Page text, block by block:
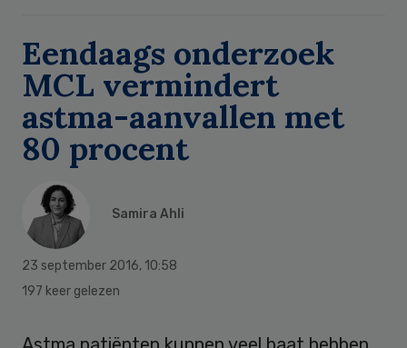
Eendaags onderzoek
MCL vermindert
astma-aanvallen met
80 procent
Samira Ahli
23 september 2016, 10:58
197 keer gelezen